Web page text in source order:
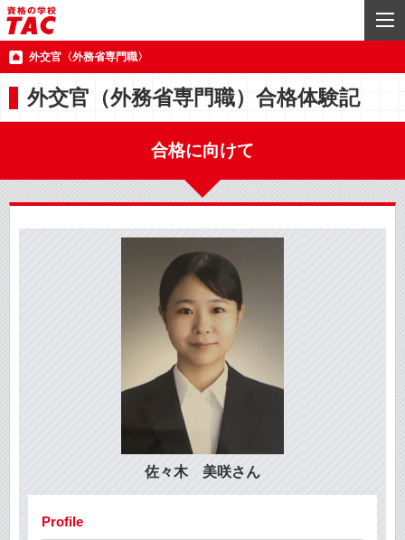
外交官〈外務省専門職〉
外交官（外務省専門職）合格体験記
合格に向けて
佐々木 美咲さん
Profile